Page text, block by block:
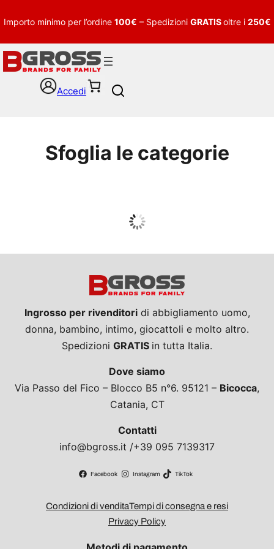
Importo minimo per l’ordine 100€ – Spedizioni GRATISoltre i 250€
Accedi
h
Sfoglia le categorie
Guarda tutto
Ingrosso per rivenditoridi abbigliamento uomo,
donna, bambino, intimo, giocattoli e molto altro.
Spedizioni GRATIS in tutta Italia.
Dove siamo
Via Passo del Fico – Blocco B5 n°6. 95121 – Bicocca,
Catania, CT
Contatti
info@bgross.it /+39 095 7139317
Facebook Instagram TikTok
Condizioni di venditaTempi di consegna e resi
Privacy Policy